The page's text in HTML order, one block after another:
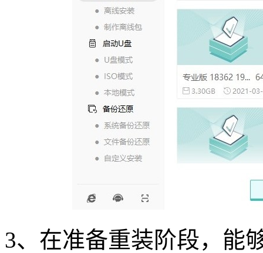
3、在准备重装阶段，能